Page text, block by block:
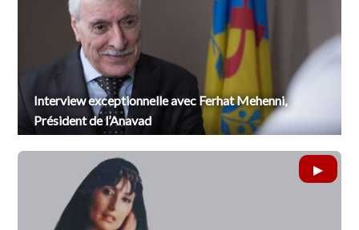
Interview exceptionnelle avec Ferhat Mehenni,
Président de l’Anavad